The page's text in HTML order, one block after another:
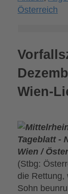
Österreich
Wien-
Wien /
(Stbg:
die Rettung,
Sohn